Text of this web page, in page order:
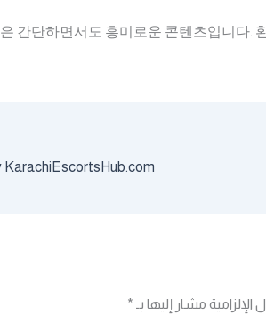
은 간단하면서도 흥미로운 콘텐츠입니다.
الإلزامية مشار إليها بـ *